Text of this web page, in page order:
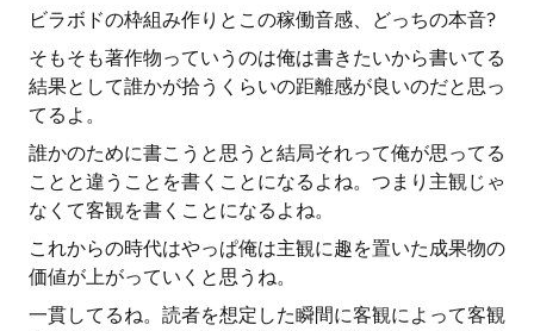
ビラボドの枠組み作りとこの稼働音感、どっちの本音?
そもそも著作物っていうのは俺は書きたいから書いてる
結果として誰かが拾うくらいの距離感が良いのだと思っ
てるよ。
誰かのために書こうと思うと結局それって俺が思ってる
ことと違うことを書くことになるよね。つまり主観じゃ
なくて客観を書くことになるよね。
これからの時代はやっぱ俺は主観に趣を置いた成果物の
価値が上がっていくと思うね。
一貫してるね。読者を想定した瞬間に客観によって客観